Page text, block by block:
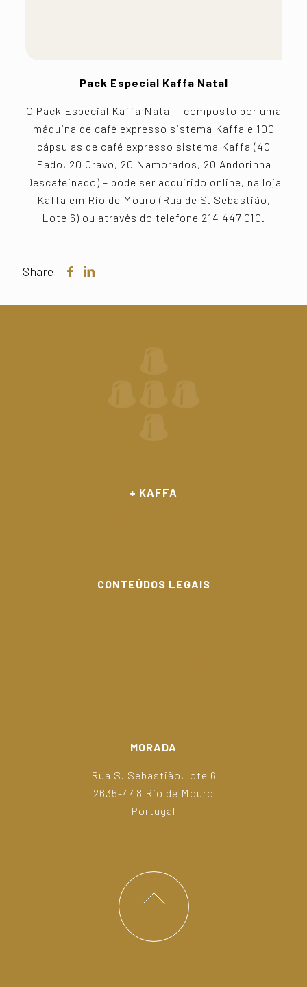
Pack Especial Kaffa Natal
O Pack Especial Kaffa Natal – composto por uma
máquina de café expresso sistema Kaffa e 100
cápsulas de café expresso sistema Kaffa (40
Fado, 20 Cravo, 20 Namorados, 20 Andorinha
Descafeinado) – pode ser adquirido online, na loja
Kaffa em Rio de Mouro (Rua de S. Sebastião,
Lote 6) ou através do telefone 214 447 010.
Share
+ KAFFA
CONTEÚDOS LEGAIS
MORADA
Rua S. Sebastião, lote 6
2635-448 Rio de Mouro
Portugal